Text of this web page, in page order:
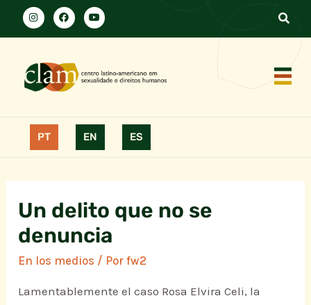
PT EN ES
Un delito que no se
denuncia
En los medios / Porfw2
Lamentablemente el caso Rosa Elvira Celi, la